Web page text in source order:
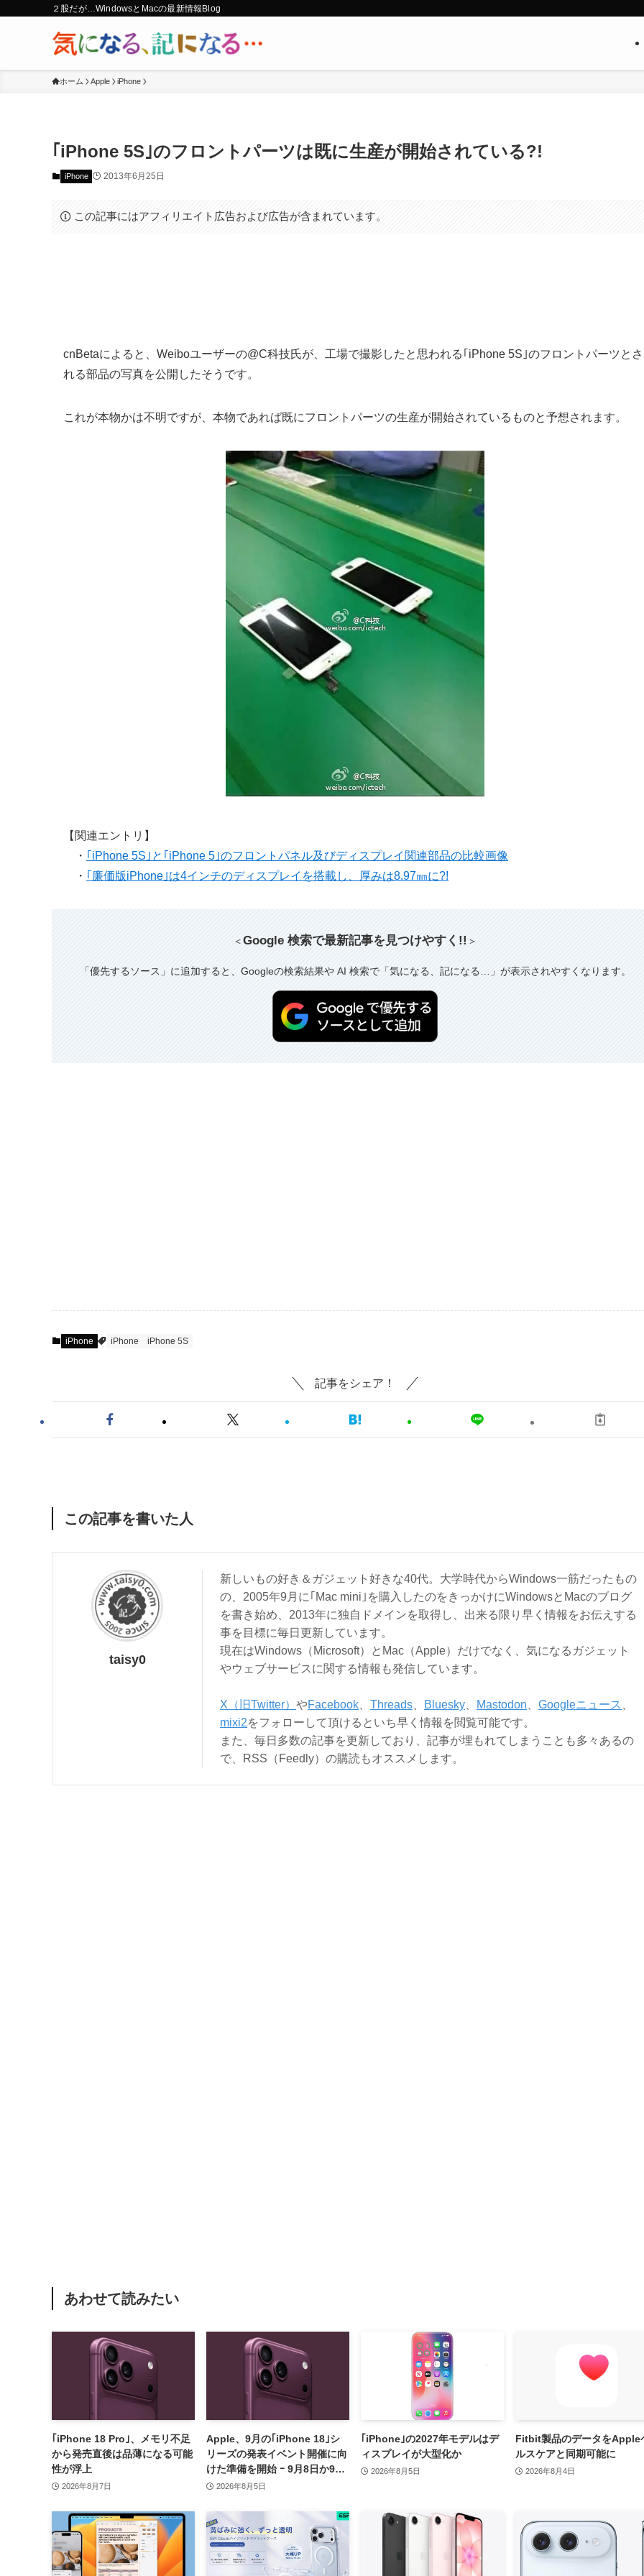
２股だが…WindowsとMacの最新情報Blog
ホーム Apple iPhone
｢iPhone 5S｣のフロントパーツは既に生産が開始されている?!
iPhone 2013年6月25日
この記事にはアフィリエイト広告および広告が含まれています。
cnBetaによると、Weiboユーザーの@C科技氏が、工場で撮影したと思われる｢iPhone 5S｣のフロントパーツとさ
れる部品の写真を公開したそうです。
これが本物かは不明ですが、本物であれば既にフロントパーツの生産が開始されているものと予想されます。
【関連エントリ】
・ ｢iPhone 5S｣と｢iPhone 5｣のフロントパネル及びディスプレイ関連部品の比較画像
・ ｢廉価版iPhone｣は4インチのディスプレイを搭載し、厚みは8.97㎜に?!
＜Google 検索で最新記事を見つけやすく!! ＞
「優先するソース」に追加すると、Googleの検索結果や AI 検索で「気になる、記になる…」が表示されやすくなります。
iPhone iPhone iPhone 5S
記事をシェア！
この記事を書いた人
taisy0
新しいもの好き＆ガジェット好きな40代。大学時代からWindows一筋だったもの
の、2005年9月に｢Mac mini｣を購入したのをきっかけにWindowsとMacのブログ
を書き始め、2013年に独自ドメインを取得し、出来る限り早く情報をお伝えする
事を目標に毎日更新しています。
現在はWindows（Microsoft）とMac（Apple）だけでなく、気になるガジェット
やウェブサービスに関する情報も発信しています。
X（旧Twitter） やFacebook Threads Bluesky Mastodon Googleニュース
mixi2をフォローして頂けるといち早く情報を閲覧可能です。
また、毎日多数の記事を更新しており、記事が埋もれてしまうことも多々あるの
で、RSS（Feedly）の購読もオススメします。
あわせて読みたい
｢iPhone 18 Pro｣、メモリ不足
から発売直後は品薄になる可能
性が浮上
2026年8月7日
Apple、9月の｢iPhone 18｣シ
リーズの発表イベント開催に向
けた準備を開始 ｰ 9月8日か9月
9日に開催見込み
2026年8月5日
｢iPhone｣の2027年モデルはデ
ィスプレイが大型化か
2026年8月5日
Fitbit製品のデータをApple
ルスケアと同期可能に
2026年8月4日